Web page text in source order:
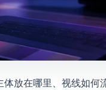
放在哪里、视线如何